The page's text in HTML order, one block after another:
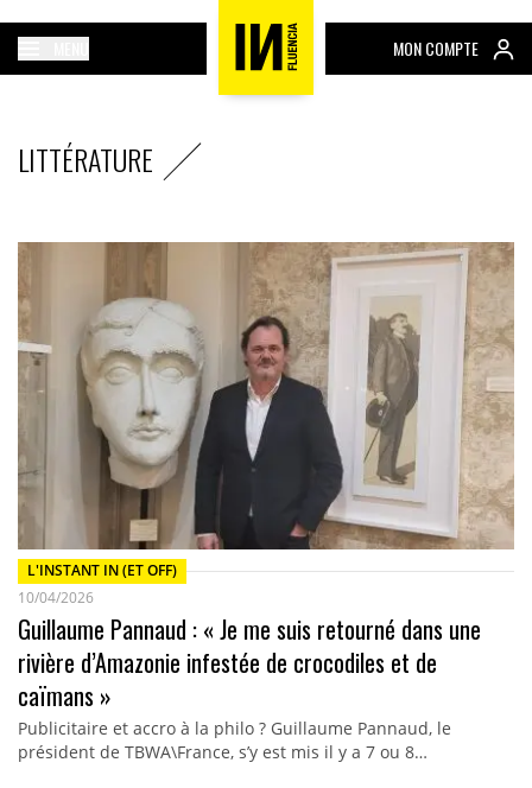
MON COMPTE
LITTÉRATURE
L'INSTANT IN (ET OFF)
10/04/2026
Guillaume Pannaud : « Je me suis retourné dans une
rivière d’Amazonie infestée de crocodiles et de
caïmans »
Publicitaire et accro à la philo ? Guillaume Pannaud, le
président de TBWA\France, s’y est mis il y a 7 ou 8…